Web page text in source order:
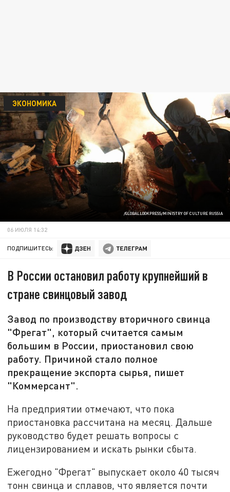
/GLOBALLOOKPRESS/MINISTRY OF CULTURE RUSSIA
ЭКОНОМИКА
06 ИЮЛЯ 14:32
ПОДПИШИТЕСЬ:
В России остановил работу крупнейший в
стране свинцовый завод
Завод по производству вторичного свинца
"Фрегат", который считается самым
большим в России, приостановил свою
работу. Причиной стало полное
прекращение экспорта сырья, пишет
"Коммерсант".
На предприятии отмечают, что пока
приостановка рассчитана на месяц. Дальше
руководство будет решать вопросы с
лицензированием и искать рынки сбыта.
Ежегодно "Фрегат" выпускает около 40 тысяч
тонн свинца и сплавов, что является почти